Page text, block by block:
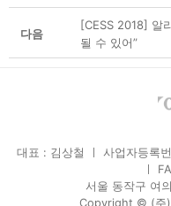
다음
[CESS 2018] 알
될 수 있어”
대표 : 김상철 ㅣ 사업자등
ㅣ
서울 동작구 여
Copyright © (주)